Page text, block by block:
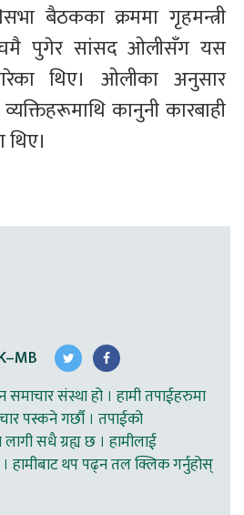
बैठकका क्रममा गृहमन्त्री
पुगेर सांसद ओलीसँग यस
थिए। ओलीका अनुसार
कानुनी कारबाही
समाचार संस्था हो । हामी तपाईहरुमा
पस्कने गर्छौ । तपाईको
सधै ग्रह्य छ । हामीलाई
हामीबाट थप पढ्न तल क्लिक गर्नुहोस्